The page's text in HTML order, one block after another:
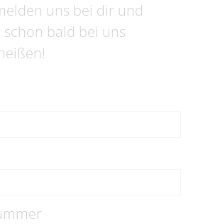
uns bei dir und
bald bei uns